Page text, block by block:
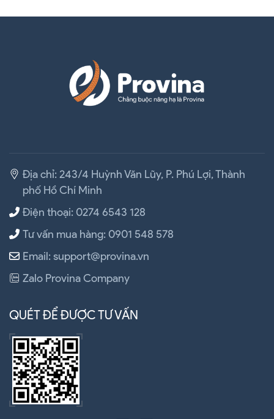
Địa chỉ: 243/4 Huỳnh Văn Lũy, P. Phú Lợi, Thành
phố Hồ Chí Minh
Điện thoại: 0274 6543 128
Tư vấn mua hàng: 0901 548 578
Email: support@provina.vn
Zalo Provina Company
QUÉT ĐỂ ĐƯỢC TƯ VẤN